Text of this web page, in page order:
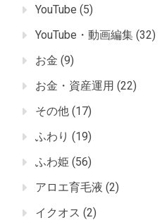
YouTube (5)
YouTube・動画編集 (32)
お金 (9)
お金・資産運用 (22)
その他 (17)
ふわり (19)
ふわ姫 (56)
アロエ育毛液 (2)
イクオス (2)